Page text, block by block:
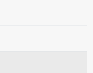
khu-pia̍t